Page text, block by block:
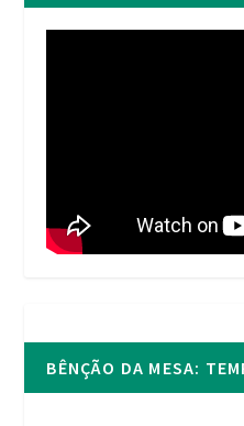
BÊNÇÃO DA MESA: